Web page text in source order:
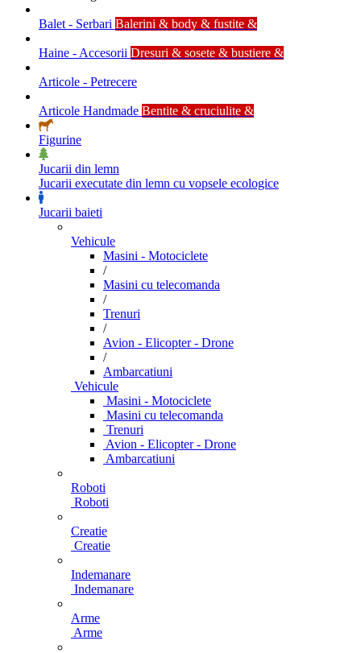
Balet - Serbari Balerini & body & fustite &
Haine - Accesorii Dresuri & sosete & bustiere &
Articole - Petrecere
Articole Handmade Bentite & cruciulite &
Figurine
Jucarii din lemn
Jucarii executate din lemn cu vopsele ecologice
Jucarii baieti
Vehicule
Masini - Motociclete
/
Masini cu telecomanda
/
Trenuri
/
Avion - Elicopter - Drone
/
Ambarcatiuni
Vehicule
Masini - Motociclete
Masini cu telecomanda
Trenuri
Avion - Elicopter - Drone
Ambarcatiuni
Roboti
Roboti
Creatie
Creatie
Indemanare
Indemanare
Arme
Arme